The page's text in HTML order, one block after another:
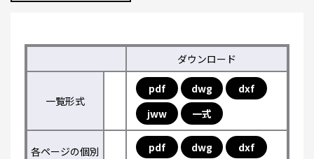
ダウンロード
一覧形式
pdf dwg
dxf
jww
一式
各ページの個別
pdf dwg
dxf